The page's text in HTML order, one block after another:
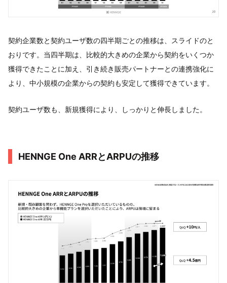
契約企業数と契約ユーザ数の四半期ごとの推移は、スライドのと
おりです。当四半期は、比較的大きめの企業から契約をいくつか
獲得できたことに加え、引き続き販売パートナーとの連携強化に
より、中小規模の企業からの契約も安定して獲得できています。
契約ユーザ数も、新規獲得により、しっかりと伸長しました。
HENNGE One ARRとARPUの推移